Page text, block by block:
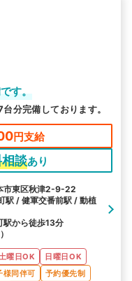
す。
分完備しております。
円支給
談あり
市東区秋津2-9-22
駅 / 健軍交番前駅 / 動植
駅から徒歩13分
土曜日OK
日曜日OK
様同伴可
予約優先制